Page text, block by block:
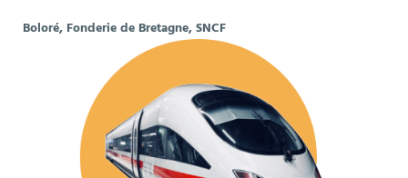
Boloré, Fonderie de Bretagne, SNCF